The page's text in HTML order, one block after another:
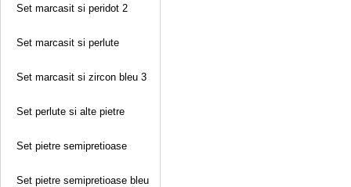
Set marcasit si peridot 2
Set marcasit si perlute
Set marcasit si zircon bleu 3
Set perlute si alte pietre
Set pietre semipretioase
Set pietre semipretioase bleu